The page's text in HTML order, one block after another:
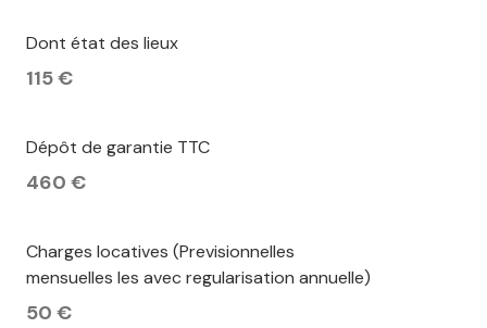
Dont état des lieux
115 €
Dépôt de garantie TTC
460 €
Charges locatives (Previsionnelles
mensuelles les avec regularisation annuelle)
50 €